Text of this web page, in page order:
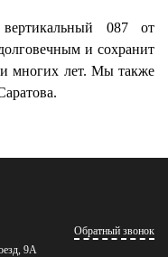
087 от
и сохранит
многих лет. Мы также
9А
Обратный звонок